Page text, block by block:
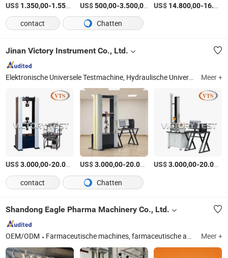
US$ 1.350,00-1.550,00 /Set
US$500,00-3.500,00 /Stuk
US$ 14.800,00-16.400,00
contact Chatten
Jinan Victory Instrument Co., Ltd.
Elektronische Universele Testmachine, Hydraulische Universele Testmachine, Impact Testmachine, Buig Testmachine, Horizontale Trek Testmachine, Torsie Testmachine, Materiaal Testapparatuur, Laboratorium Testapparatuur, Treksterkte Tester, Hydrostatische Druk Tester Meer +
US$3.000,00-20.000,00 /sets
US$3.000,00-20.000,00 /sets
US$3.000,00-20.000,00
contact Chatten
Shandong Eagle Pharma Machinery Co., Ltd.
OEM/ODM Farmaceutische machines, farmaceutische apparatuur, gezuiverd watersysteem, multi-effect waterdistilleerder, pure stoomgenerator, opslag- en distributiesysteem voor vloeibare preparaten, zeewaterontzilting Meer +